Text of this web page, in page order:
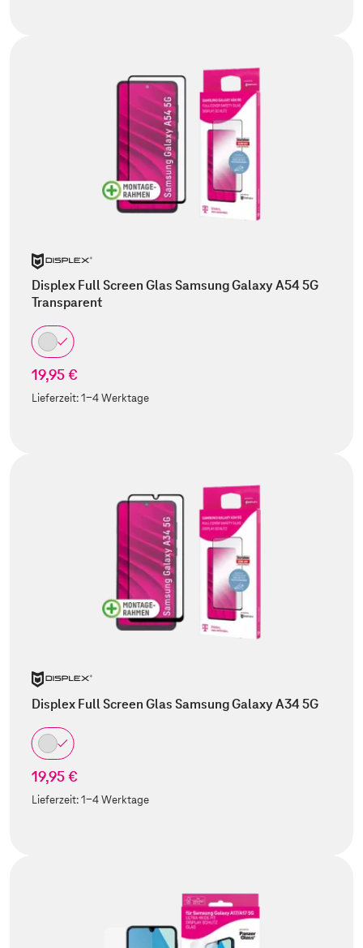
Displex Full Screen Glas Samsung Galaxy A54 5G
Transparent
19,95 €
Lieferzeit:1-4 Werktage
Displex Full Screen Glas Samsung Galaxy A34 5G
19,95 €
Lieferzeit:1-4 Werktage